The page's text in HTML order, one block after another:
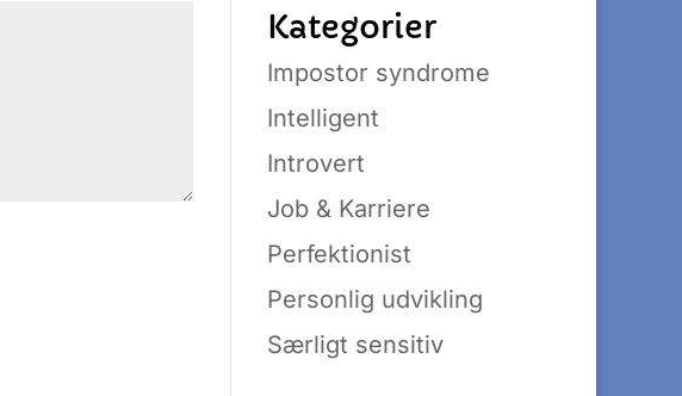
Kategorier
Impostor syndrome
Intelligent
Introvert
Job & Karriere
Perfektionist
Personlig udvikling
Særligt sensitiv